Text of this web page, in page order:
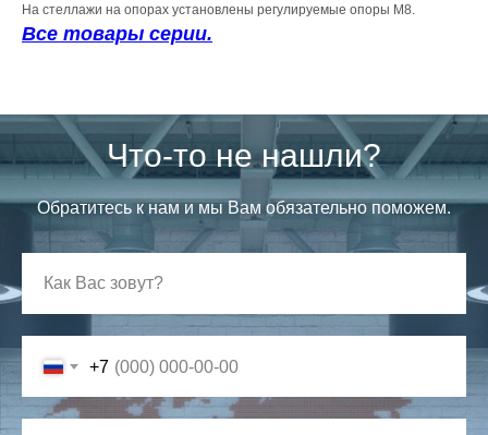
На стеллажи на опорах установлены регулируемые опоры М8.
Все товары серии.
Что-то не нашли?
Обратитесь к нам и мы Вам обязательно поможем.
+7